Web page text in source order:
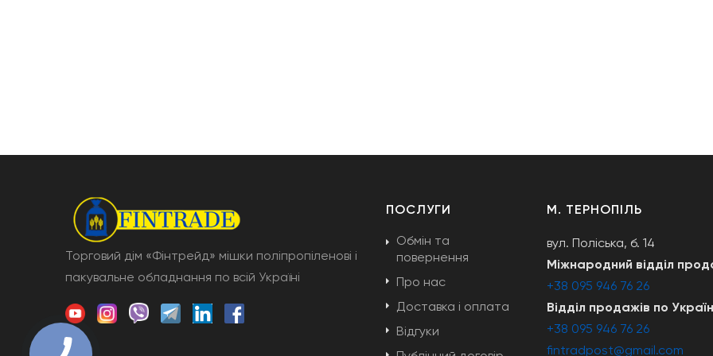
Торговий дім «Фінтрейд» мішки поліпропіленові і
пакувальне обладнання по всій Україні
ПОСЛУГИ
Обмін та
повернення
Про нас
Доставка і оплата
Відгуки
М. ТЕРНОПІЛЬ
вул. Поліська, б. 14
Міжнародний відділ
+38 095 946 76 26
Відділ продажів по
+38 095 946 76 26
fintradpost@gmail.com